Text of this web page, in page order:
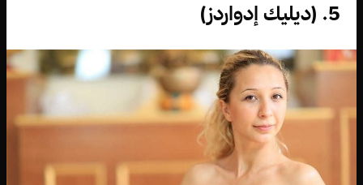
5. (ديليك إدواردز)